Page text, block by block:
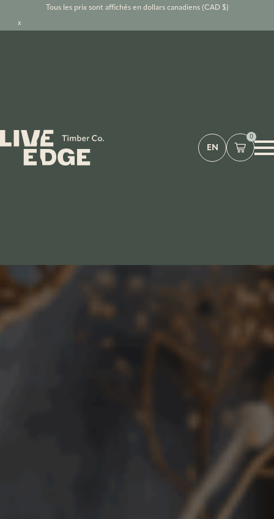
Tous les prix sont affichés en dollars canadiens (CAD $)
x
EN
0